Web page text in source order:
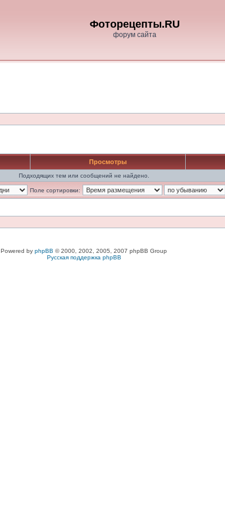
Фоторецепты.RU
форум сайта
Просмотры
Подходящих тем или сообщений не найдено.
Поле сортировки:
Powered by phpBB © 2000, 2002, 2005, 2007 phpBB Group
Русская поддержка phpBB